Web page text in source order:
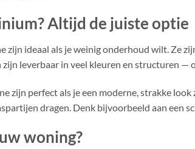
Altijd de juiste optie
zijn ideaal als je weinig onderhoud wilt. Ze
leverbaar in veel kleuren en structuren —
zijn perfect als je een moderne, strakke
dragen. Denk bijvoorbeeld aan een
woning?